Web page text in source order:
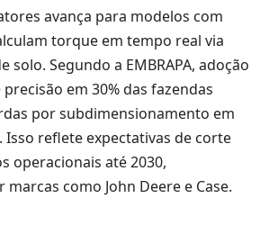
avança para modelos com
torque em tempo real via
solo. Segundo a EMBRAPA, adoção
em 30% das fazendas
por subdimensionamento em
Isso reflete expectativas de corte
operacionais até 2030,
como John Deere e Case.